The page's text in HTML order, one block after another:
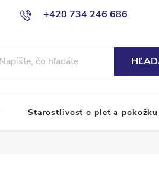
+420 734 246 686
Starostlivosť o pleť a pokožku